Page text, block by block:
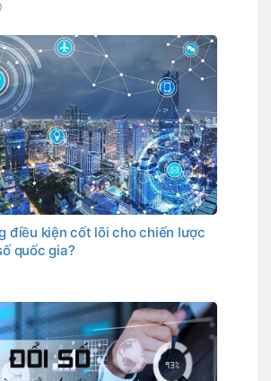
điều kiện cốt lõi cho chiến lược
quốc gia?